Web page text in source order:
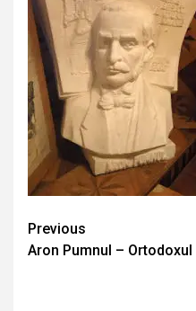
Continue
Reading
Previous
Aron Pumnul – Ortodoxul